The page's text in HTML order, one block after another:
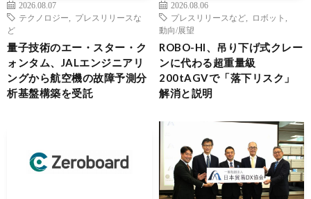
2026.08.07
テクノロジー
プレスリリースな
ど
量子技術のエー・スター・ク
ォンタム、JALエンジニアリ
ングから航空機の故障予測分
析基盤構築を受託
2026.08.06
プレスリリースなど
ロボット
動向/展望
ROBO-HI、吊り下げ式クレー
ンに代わる超重量級
200tAGVで「落下リスク」
解消と説明